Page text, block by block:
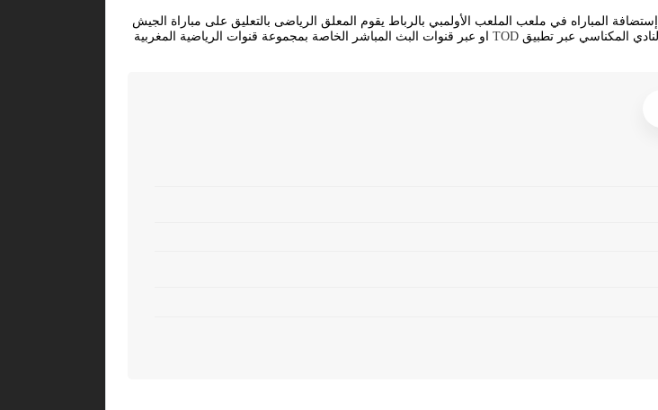
في الوطن العربي فضائيا على قناة الرياضية المغربية (3) ويتم إستضافة المباراه في ملعب الملعب الأولمبي بالرباط يقوم المعلق الرياضى بالتعليق على مباراة الجيش
المكناسي عبر تطبيق TOD او عبر قنوات البث المباشر الخاصة بمجموعة قنوات الرياضية المغربية